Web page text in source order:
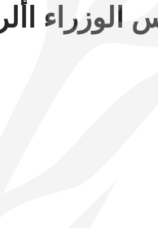
األربعاء 18